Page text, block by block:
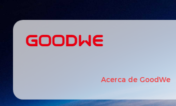
Acerca de GoodWe